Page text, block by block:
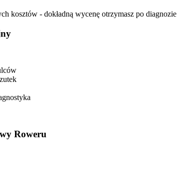
kosztów - dokładną wycenę otrzymasz po diagnozie
Roweru